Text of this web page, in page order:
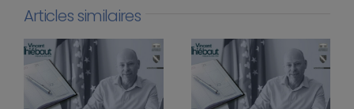
Articles similaires